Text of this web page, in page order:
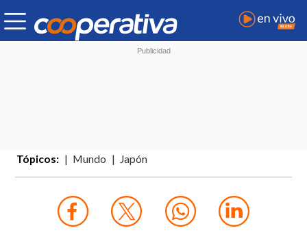
Tópicos: Mundo Japón